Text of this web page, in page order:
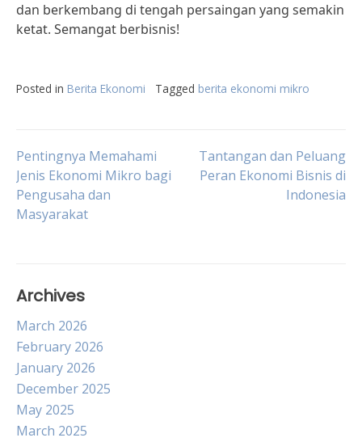
dan berkembang di tengah persaingan yang semakin
ketat. Semangat berbisnis!
Posted in Berita Ekonomi Tagged berita ekonomi mikro
Post
navigation
Pentingnya Memahami
Jenis Ekonomi Mikro bagi
Pengusaha dan
Masyarakat
Tantangan dan Peluang
Peran Ekonomi Bisnis di
Indonesia
Archives
March 2026
February 2026
January 2026
December 2025
May 2025
March 2025